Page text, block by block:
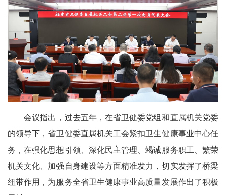
会议指出，过去五年，在省卫健委党组和直属机关党委
的领导下，省卫健委直属机关工会紧扣卫生健康事业中心任
务，在强化思想引领、深化民主管理、竭诚服务职工、繁荣
机关文化、加强自身建设等方面精准发力，切实发挥了桥梁
纽带作用，为服务全省卫生健康事业高质量发展作出了积极